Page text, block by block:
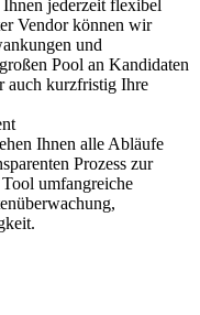
jederzeit flexibel
Vendor können wir
und
Pool an Kandidaten
auch kurzfristig Ihre
Ihnen alle Abläufe
Prozess zur
umfangreiche